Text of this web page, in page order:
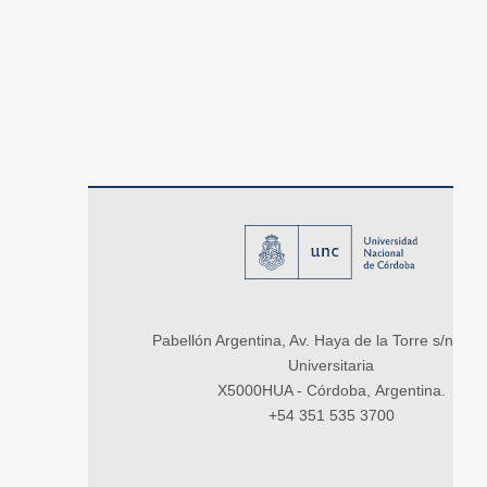
Pabellón Argentina, Av. Haya de la Torre s/n,
Universitaria
X5000HUA - Córdoba, Argentina.
+54 351 535 3700